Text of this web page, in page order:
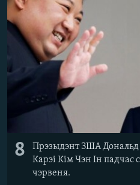
8
Прэзыдэнт ЗША Дональд
Карэі Кім Чэн Ін падчас
чэрвеня.